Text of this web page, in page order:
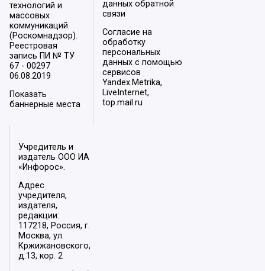
технологий и
массовых
коммуникаций
(Роскомнадзор).
Реестровая
запись ПИ № ТУ
67 - 00297
06.08.2019
Показать
баннерные места
данных обратной
связи
Согласие на
обработку
персональных
данных с помощью
сервисов
Yandex.Metrika,
LiveInternet,
top.mail.ru
Учредитель и
издатель ООО ИА
«Инфорос».
Адрес
учредителя,
издателя,
редакции:
117218, Россия, г.
Москва, ул.
Кржижановского,
д.13, кор. 2